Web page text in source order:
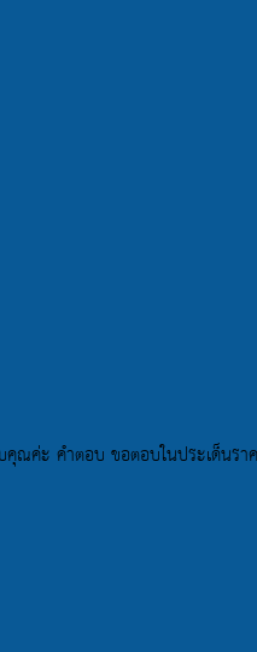
คุณค่ะ คำตอบ ขอตอบในประเด็น